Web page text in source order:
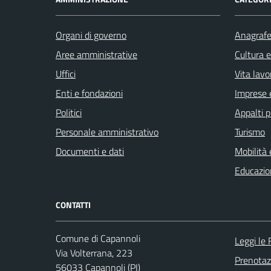
Organi di governo
Aree amministrative
Uffici
Enti e fondazioni
Politici
Personale amministrativo
Documenti e dati
Cultura
Vita
Imprese
Appalti
Turismo
Mobilità
CONTATTI
Comune di Capannoli
Via Volterrana, 223
56033 Capannoli (PI)
Leggi le